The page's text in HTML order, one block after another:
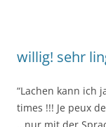
willig! sehr
“Lachen kann ich
times !!! Je peux